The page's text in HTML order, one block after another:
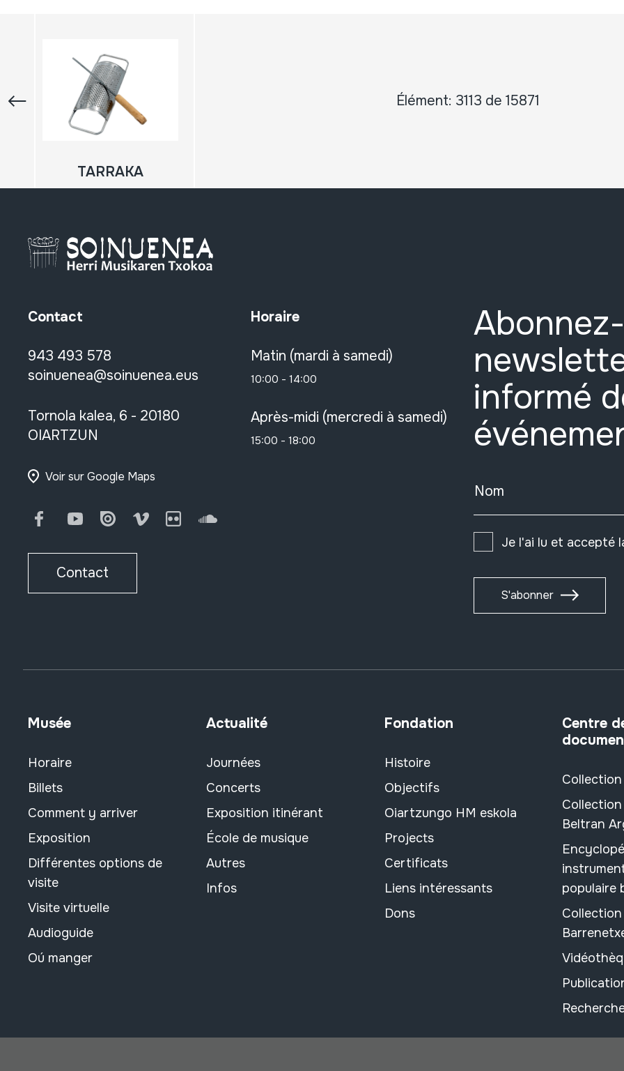
Élément: 3113 de 15871
TARRAKA
Contact
943 493 578
soinuenea@soinuenea.eus
Tornola kalea, 6 - 20180
OIARTZUN
Voir sur Google Maps
FacebookYoutubeIssuu Vimeo FlickrSoundCloud
Contact
Horaire
Matin (mardi à samedi)
10:00 - 14:00
Après-midi (mercredi à samedi)
15:00 - 18:00
informé
Nom
Je l'ai lu et accepté
S'abonner
Musée
Horaire
Billets
Comment y arriver
Exposition
Différentes options de
visite
Visite virtuelle
Audioguide
Oú manger
Actualité
Journées
Concerts
Exposition itinérant
École de musique
Autres
Infos
Fondation
Histoire
Objectifs
Oiartzungo HM eskola
Projects
Certificats
Liens intéressants
Dons
Centre
Beltran
populaire